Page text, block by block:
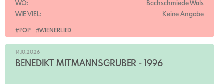
#POP #WIENERLIED
WO:
Bachschmiede Wals
WIE VIEL:
Keine Angabe
14.10.2026
BENEDIKT MITMANNSGRUBER - 1996